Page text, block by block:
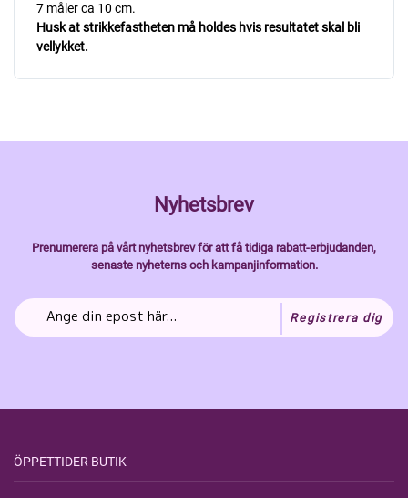
7 måler ca 10 cm.
Husk at strikkefastheten må holdes hvis resultatet skal bli
vellykket.
Nyhetsbrev
Prenumerera på vårt nyhetsbrev för att få tidiga rabatt-erbjudanden,
senaste nyheterns och kampanjinformation.
Registrera dig
ÖPPETTIDER BUTIK